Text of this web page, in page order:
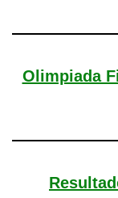
Olimpiada